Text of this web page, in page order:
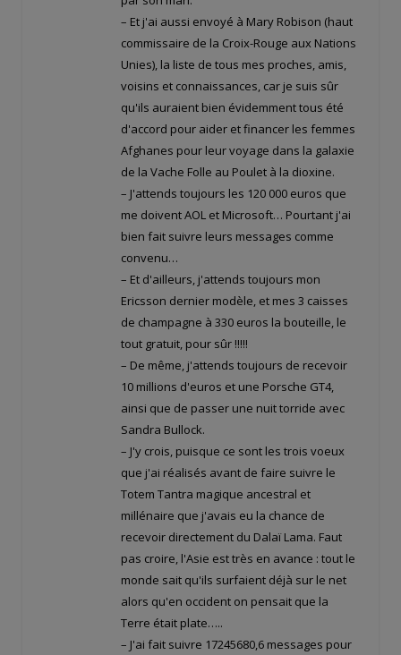
– Et j'ai aussi envoyé à Mary Robison (haut
commissaire de la Croix-Rouge aux Nations
Unies), la liste de tous mes proches, amis,
voisins et connaissances, car je suis sûr
qu'ils auraient bien évidemment tous été
d'accord pour aider et financer les femmes
Afghanes pour leur voyage dans la galaxie
de la Vache Folle au Poulet à la dioxine.
– J'attends toujours les 120 000 euros que
me doivent AOL et Microsoft… Pourtant j'ai
bien fait suivre leurs messages comme
convenu…
– Et d'ailleurs, j'attends toujours mon
Ericsson dernier modèle, et mes 3 caisses
de champagne à 330 euros la bouteille, le
tout gratuit, pour sûr !!!!!
– De même, j'attends toujours de recevoir
10 millions d'euros et une Porsche GT4,
ainsi que de passer une nuit torride avec
Sandra Bullock.
– J'y crois, puisque ce sont les trois voeux
que j'ai réalisés avant de faire suivre le
Totem Tantra magique ancestral et
millénaire que j'avais eu la chance de
recevoir directement du Dalaï Lama. Faut
pas croire, l'Asie est très en avance : tout le
monde sait qu'ils surfaient déjà sur le net
alors qu'en occident on pensait que la
Terre était plate…..
– J'ai fait suivre 17245680,6 messages pour